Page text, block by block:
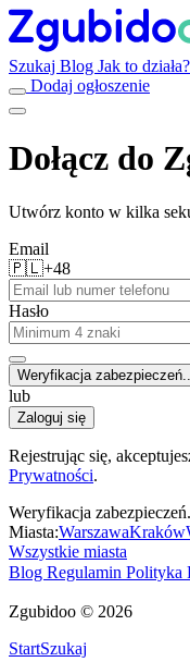
Szukaj Blog Jak to działa?
Dodaj ogłoszenie
Dołącz do
Utwórz konto w kilka
Email
🇵🇱+48
Hasło
Weryfikacja zabezpieczeń...
lub
Zaloguj się
Rejestrując się,
Prywatności.
Weryfikacja
Miasta:WarszawaKraków
Wszystkie miasta
Blog Regulamin Polityka
Zgubidoo © 2026
StartSzukaj